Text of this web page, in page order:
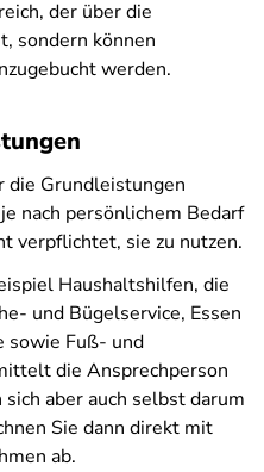
der über die
sondern können
werden.
die Grundleistungen
nach persönlichem Bedarf
verpflichtet, sie zu nutzen.
Haushaltshilfen, die
und Bügelservice, Essen
sowie Fuß- und
die Ansprechperson
aber auch selbst darum
Sie dann direkt mit
ab.